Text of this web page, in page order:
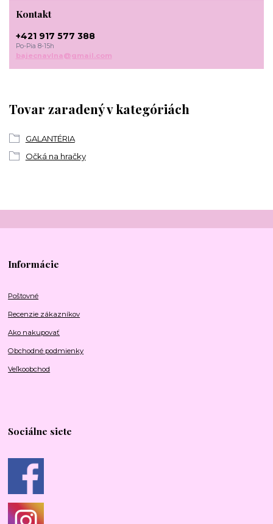
Tovar zaradený v kategóriách
GALANTÉRIA
Očká na hračky
Kontakt
+421 917 577 388
Po-Pia 8-15h
bajecnavlna@gmail.com
Informácie
Poštovné
Recenzie zákazníkov
Ako nakupovať
Obchodné podmienky
Veľkoobchod
Sociálne siete